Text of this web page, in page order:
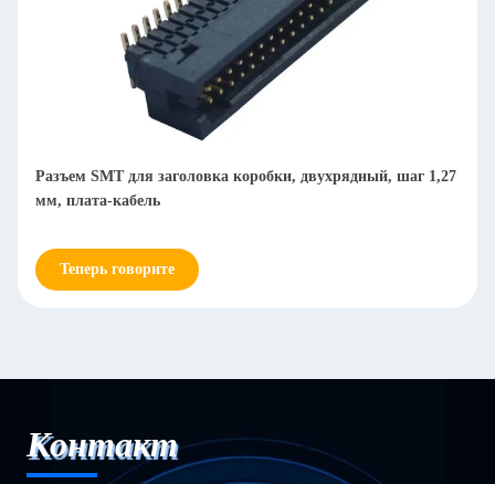
Разъем SMT для заголовка коробки, двухрядный, шаг 1,27
мм, плата-кабель
Теперь говорите
Контакт